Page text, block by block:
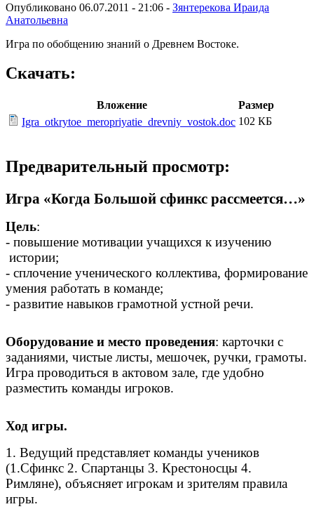
Опубликовано 06.07.2011 - 21:06 - Зянтерекова Ираида
Анатольевна
Игра по обобщению знаний о Древнем Востоке.
Скачать:
Вложение
Размер
Igra_otkrytoe_meropriyatie_drevniy_vostok.doc 102 КБ
Предварительный просмотр:
Игра «Когда Большой сфинкс рассмеется…»
Цель:
- повышение мотивации учащихся к изучению
истории;
- сплочение ученического коллектива, формирование
умения работать в команде;
- развитие навыков грамотной устной речи.
Оборудование и место проведения: карточки с
заданиями, чистые листы, мешочек, ручки, грамоты.
Игра проводиться в актовом зале, где удобно
разместить команды игроков.
Ход игры.
1. Ведущий представляет команды учеников
(1.Сфинкс 2. Спартанцы 3. Крестоносцы 4.
Римляне), объясняет игрокам и зрителям правила
игры.